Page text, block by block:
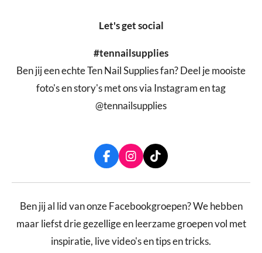
Let's get social
#tennailsupplies
Ben jij een echte Ten Nail Supplies fan? Deel je mooiste
foto's en story's met ons via Instagram en tag
@tennailsupplies
F
a
c
b
o
k
I
n
s
a
r
a
T
i
k
o
Ben jij al lid van onze Facebookgroepen? We hebben
maar liefst drie gezellige en leerzame groepen vol met
inspiratie, live video's en tips en tricks.